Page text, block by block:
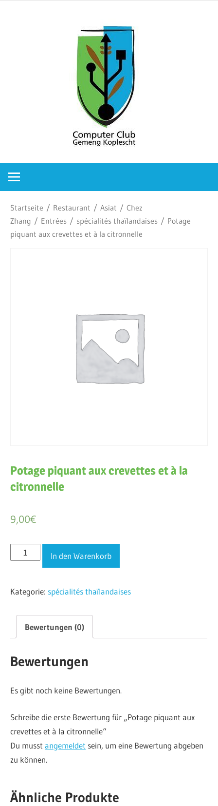
Club
Startseite / Restaurant /Asiat /Chez
Zhang / Entrées / spécialités thaïlandaises / Potage
piquant aux crevettes et à la citronnelle
Potage piquant aux crevettes et à la
citronnelle
9,00€
Potage
piquant
crevettes
la
Menge
In den Warenkorb
Kategorie: spécialités thaïlandaises
Bewertungen (0)
Bewertungen
Es gibt noch keine Bewertungen.
Schreibe die erste Bewertung für „Potage piquant aux
crevettes et à la citronnelle“
Du musstangemeldet sein, um eine Bewertung abgeben
zu können.
Ähnliche Produkte